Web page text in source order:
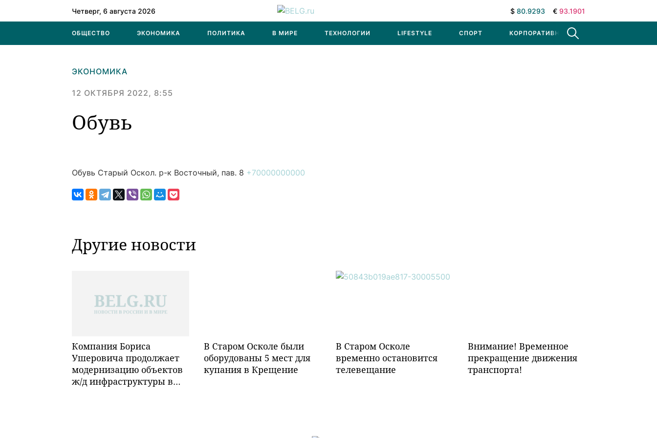
Четверг, 6 августа 2026 $ 80.9293 € 93.1901
ОБЩЕСТВО ЭКОНОМИКА ПОЛИТИКА В МИРЕ ТЕХНОЛОГИИ LIFESTYLE СПОРТ КОРПОРАТИВНЫЕ НОВОСТИ
ЭКОНОМИКА
12 ОКТЯБРЯ 2022, 8:55
Обувь
Обувь Старый Оскол. р-к Восточный, пав. 8 +70000000000
Другие новости
Компания Бориса
Ушеровича продолжает
модернизацию объектов
ж/д инфраструктуры в
В Старом Осколе были
оборудованы 5 мест для
купания в Крещение
В Старом Осколе
временно остановится
телевещание
Внимание! Временное
прекращение движения
транспорта!